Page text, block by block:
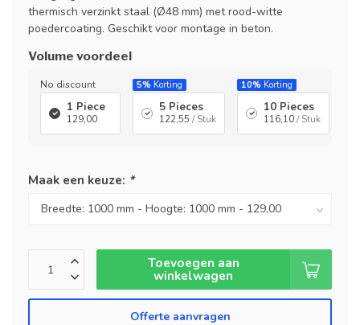
thermisch verzinkt staal (Ø48 mm) met rood-witte
poedercoating. Geschikt voor montage in beton.
Volume voordeel
No discount
1 Piece
129,00
5% Korting
5 Pieces
122,55 / Stuk
10% Korting
10 Pieces
116,10/ Stuk
Maak een keuze: *
Toevoegen aan
winkelwagen
Offerte aanvragen